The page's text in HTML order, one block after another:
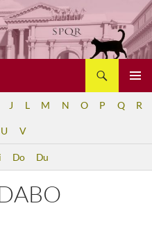
J L M N O P Q R
U V
Do Du